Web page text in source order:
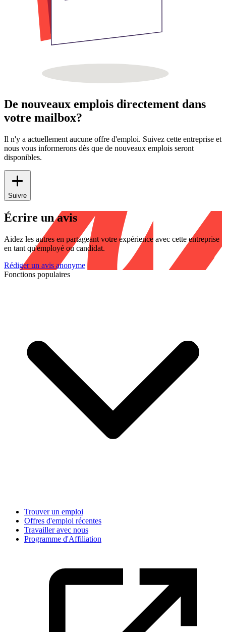
De nouveaux emplois directement dans
votre mailbox?
Il n'y a actuellement aucune offre d'emploi. Suivez cette entreprise et
nous vous informerons dès que de nouveaux emplois seront
disponibles.
Suivre
Écrire un avis
Aidez les autres en partageant votre expérience avec cette entreprise
en tant qu'employé ou candidat.
Rédiger un avis anonyme
Fonctions populaires
Trouver un emploi
Offres d'emploi récentes
Travailler avec nous
Programme d'Affiliation